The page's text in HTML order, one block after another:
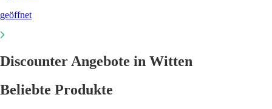
geöffnet
Discounter Angebote in Witten
Beliebte Produkte